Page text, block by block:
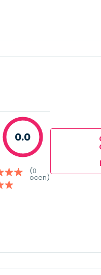
0.0
(0
ocen)